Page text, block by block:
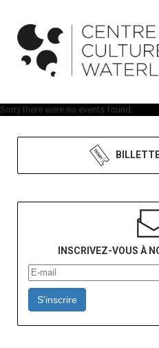
Sorry there were no events found.
INSCRIVEZ-VOUS À
S'inscrire